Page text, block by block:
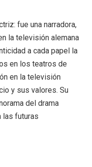
fue una narradora,
la televisión alemana
a cada papel la
en los teatros de
en la televisión
y sus valores. Su
del drama
las futuras